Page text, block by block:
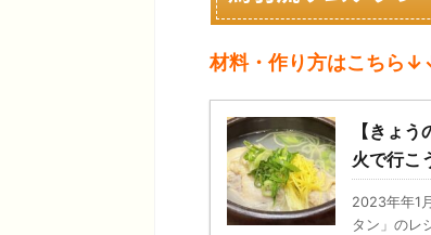
材料・作り方はこちら
【きょ
火で行こ
2023年年1
タン」のレ